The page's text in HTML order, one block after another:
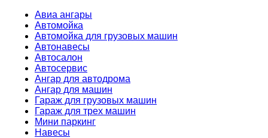
Авиа ангары
Автомойка
Автомойка для грузовых машин
Автонавесы
Автосалон
Автосервис
Ангар для автодрома
Ангар для машин
Гараж для грузовых машин
Гараж для трех машин
Мини паркинг
Навесы